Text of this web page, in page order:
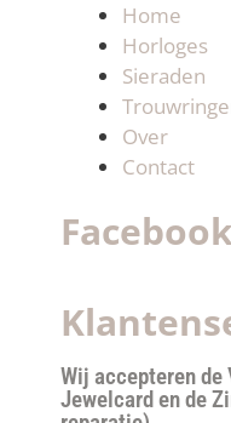
Home
Horloges
Sieraden
Over
Contact
Facebook
Wij accepteren de
Jewelcard en de